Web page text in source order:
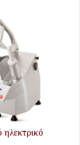
ηλεκτρικό